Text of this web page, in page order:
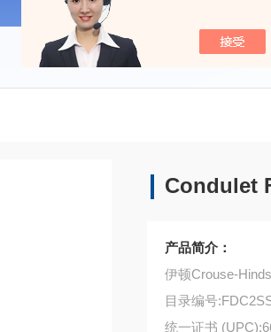
当前位置
Condulet
产品简介：
伊顿Crouse-
目录编号
统一证书